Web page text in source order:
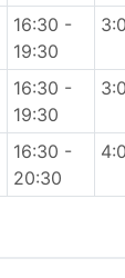
16:30 -
19:30
16:30 -
19:30
16:30 -
20:30